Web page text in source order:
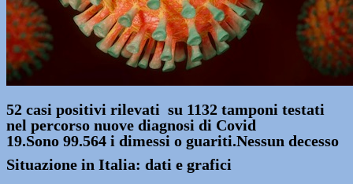
52 casi positivi rilevati su 1132 tamponi testati
nel percorso nuove diagnosi di Covid
19.Sono 99.564 i dimessi o guariti.Nessun decesso
Situazione in Italia: dati e grafici